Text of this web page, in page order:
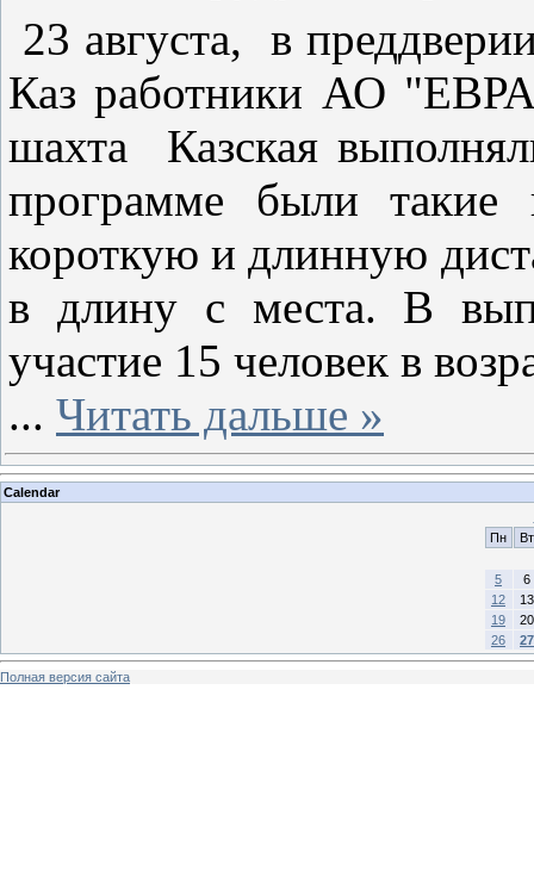
23 августа, в
Каз работники АО
шахта Казская
программе были
короткую и длинную
в длину с места. В
участие 15 человек в
... Читать дальше »
Calendar
Пн
Вт
5
6
12
13
19
20
26
27
Полная версия сайта